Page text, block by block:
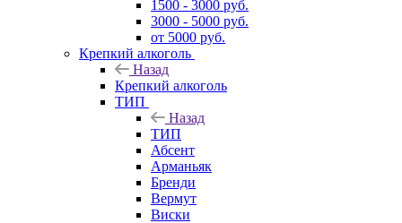
1500 - 3000 руб.
3000 - 5000 руб.
от 5000 руб.
Крепкий алкоголь
Назад
Крепкий алкоголь
ТИП
Назад
ТИП
Абсент
Арманьяк
Бренди
Вермут
Виски